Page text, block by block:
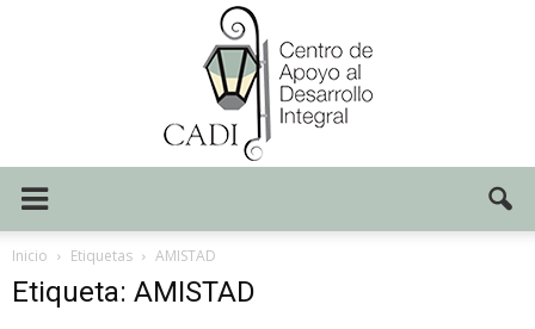
Inicio Etiquetas AMISTAD
Etiqueta: AMISTAD